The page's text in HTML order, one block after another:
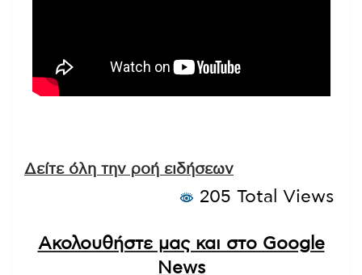
Δείτε όλη την ροή ειδήσεων
205 Total Views
Ακολουθήστε μας και στο Google
News